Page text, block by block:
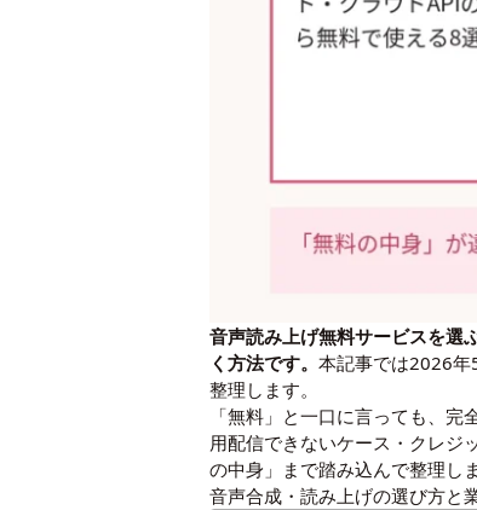
音声読み上げ無料サービスを選
く方法です。本記事では2026年
整理します。
「無料」と一口に言っても、
用配信できないケース・クレジ
の中身」まで踏み込んで整理しま
音声合成・読み上げの選び方と